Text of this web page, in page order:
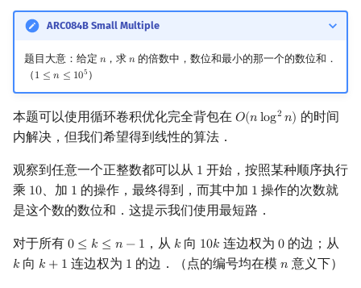
ARC084B Small Multiple
题目大意：给定 𝑛
n，求𝑛
n的倍数中，数位和最小的那一个的数位和．
（ 1 ≤ 𝑛 ≤ 105
1≤n ≤105 ）
本题可以使用循环卷积优化完全背包在 𝑂(𝑛log2 𝑛)
O(nlog2n)
的时间
内解决，但我们希望得到线性的算法．
观察到任意一个正整数都可以从 1
1 开始，按照某种顺序执行
乘 10
10、加 1
1 的操作，最终得到，而其中加 1
1 操作的次数就
是这个数的数位和．这提示我们使用最短路．
对于所有 0 ≤ 𝑘 ≤ 𝑛 − 1
0 ≤k ≤n −1 ，从 𝑘
k 向 10𝑘
10k 连边权为 0
0的边；从
𝑘
k 向 𝑘 + 1
k+1 连边权为 1
1 的边．（点的编号均在模𝑛
n 意义下）